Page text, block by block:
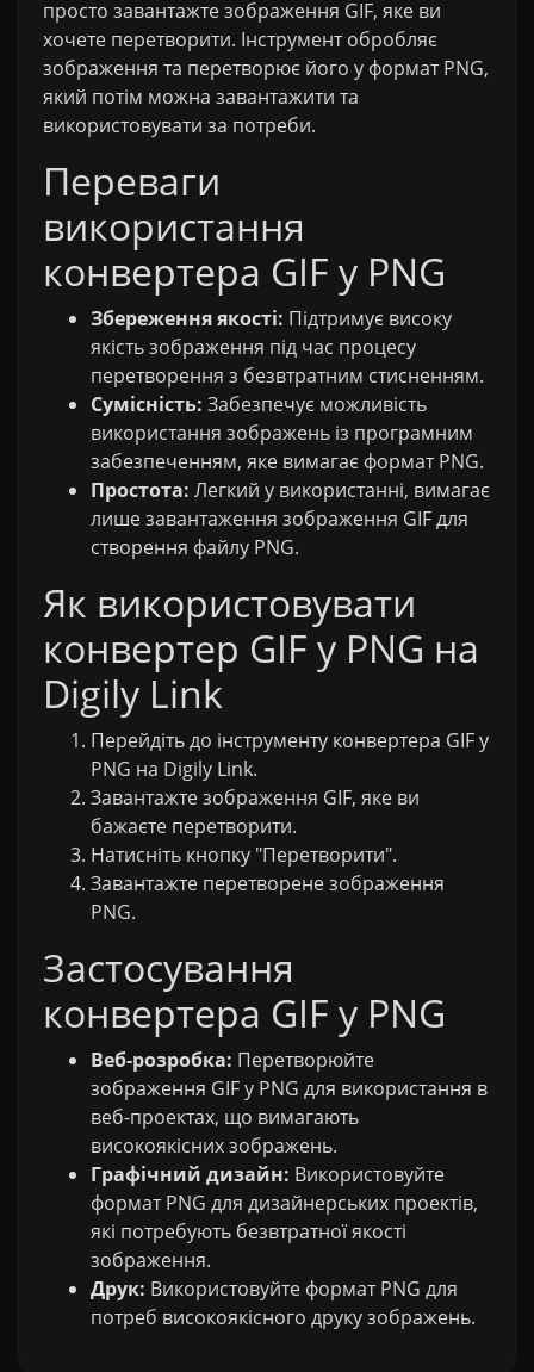
просто завантажте зображення GIF, яке ви
хочете перетворити. Інструмент обробляє
зображення та перетворює його у формат PNG,
який потім можна завантажити та
використовувати за потреби.
Переваги
використання
конвертера GIF у PNG
Збереження якості: Підтримує високу
якість зображення під час процесу
перетворення з безвтратним стисненням.
Сумісність: Забезпечує можливість
використання зображень із програмним
забезпеченням, яке вимагає формат PNG.
Простота: Легкий у використанні, вимагає
лише завантаження зображення GIF для
створення файлу PNG.
Як використовувати
конвертер GIF у PNG на
Digily Link
Перейдіть до інструменту конвертера GIF у
PNG на Digily Link.
Завантажте зображення GIF, яке ви
бажаєте перетворити.
Натисніть кнопку "Перетворити".
Завантажте перетворене зображення
PNG.
Застосування
конвертера GIF у PNG
Веб-розробка: Перетворюйте
зображення GIF у PNG для використання в
веб-проектах, що вимагають
високоякісних зображень.
Графічний дизайн: Використовуйте
формат PNG для дизайнерських проектів,
які потребують безвтратної якості
зображення.
Друк: Використовуйте формат PNG для
потреб високоякісного друку зображень.